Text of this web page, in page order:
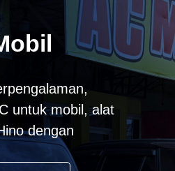
untuk mobil, alat
dengan